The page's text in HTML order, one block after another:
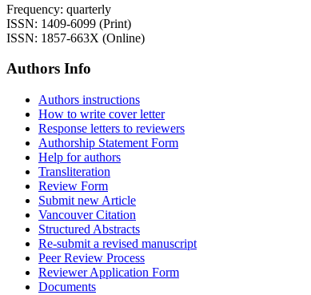
Frequency: quarterly
ISSN: 1409-6099 (Print)
ISSN: 1857-663X (Online)
Authors Info
Authors instructions
How to write cover letter
Response letters to reviewers
Authorship Statement Form
Help for authors
Transliteration
Review Form
Submit new Article
Vancouver Citation
Structured Abstracts
Re-submit a revised manuscript
Peer Review Process
Reviewer Application Form
Documents